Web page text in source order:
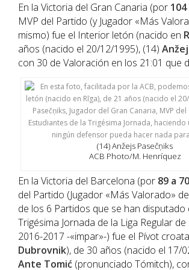
En la Victoria del Gran Canaria (por
MVP del Partido (y Jugador «Más
mismo) fue el Interior letón (nacido en
años (nacido el 20/12/1995), (14)
con 30 de Valoración en los 21:01 que
(14) Anžejs Pasečņiks
ACB Photo/M. Henríquez
En la Victoria del Barcelona (por 89 a 70
del Partido (Jugador «Más Valorado»
de los 6 Partidos que se han disputado
Trigésima Jornada de la Liga Regular de
2016-2017 -«impar»-) fue el Pívot
Dubrovnik), de 30 años (nacido el 17/
Ante Tomić (pronunciado Tómitch),